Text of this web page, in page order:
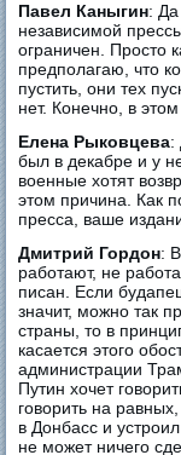
Павел Каныгин: Да
независимой
ограничен. Просто
предполагаю, что
пустить, они тех
нет. Конечно, в
Елена Рыковцева:
был в декабре и у
военные хотят
этом причина. Как
пресса, ваше
Дмитрий Гордон:
работают, не
писан. Если
значит, можно так
страны, то в
касается этого
администрации
Путин хочет
говорить на
в Донбасс и
не может ничего